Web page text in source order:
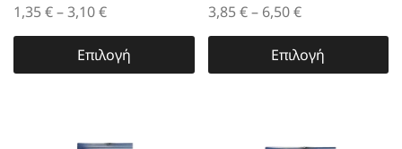
1,35€–3,10€
Επιλογή
3,85€ – 6,50€
Επιλογή